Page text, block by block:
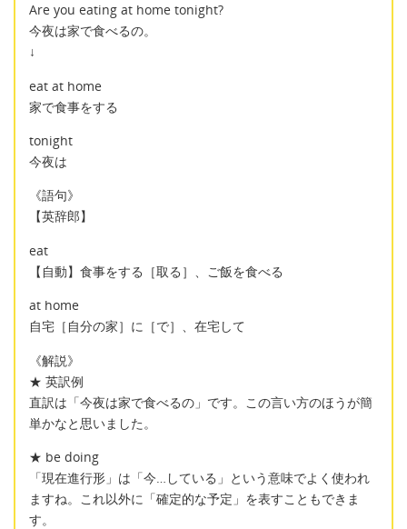
Are you eating at home tonight?
今夜は家で食べるの。
↓
eat at home
家で食事をする
tonight
今夜は
《語句》
【英辞郎】
eat
【自動】食事をする［取る］、ご飯を食べる
at home
自宅［自分の家］に［で］、在宅して
《解説》
★ 英訳例
直訳は「今夜は家で食べるの」です。この言い方のほうが簡
単かなと思いました。
★ be doing
「現在進行形」は「今…している」という意味でよく使われ
ますね。これ以外に「確定的な予定」を表すこともできま
す。